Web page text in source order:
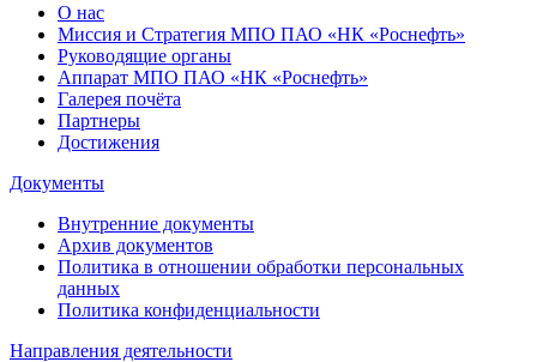
О нас
Миссия и Стратегия МПО ПАО «НК «Роснефть»
Руководящие органы
Аппарат МПО ПАО «НК «Роснефть»
Галерея почёта
Партнеры
Достижения
Документы
Внутренние документы
Архив документов
Политика в отношении обработки персональных
данных
Политика конфиденциальности
Направления деятельности